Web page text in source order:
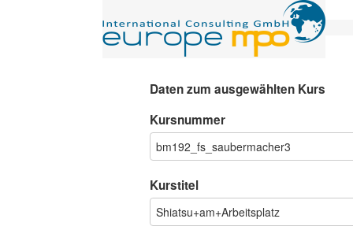
Daten zum ausgewählten Kurs
Kursnummer
Kurstitel